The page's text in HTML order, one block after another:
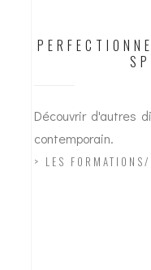
Découvrir d'autres
contemporain.
> LES FORMATIONS/